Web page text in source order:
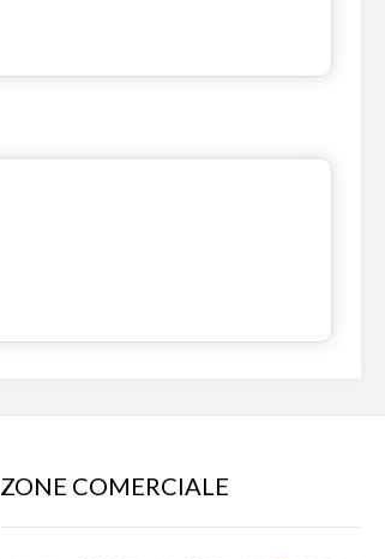
ZONE COMERCIALE